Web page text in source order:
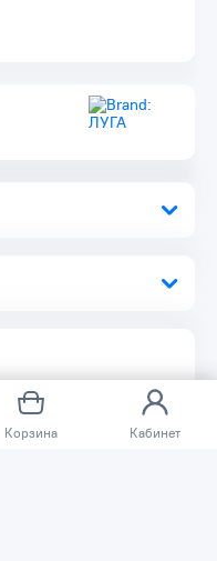
Корзина Кабинет
у нас.